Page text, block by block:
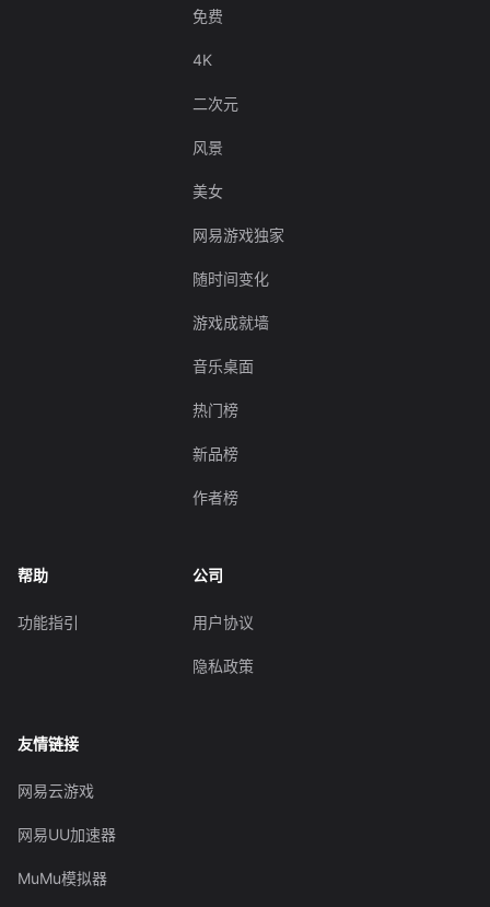
免费
4K
二次元
风景
美女
网易游戏独家
随时间变化
游戏成就墙
音乐桌面
热门榜
新品榜
作者榜
帮助
功能指引
公司
用户协议
隐私政策
友情链接
网易云游戏
网易UU加速器
MuMu模拟器